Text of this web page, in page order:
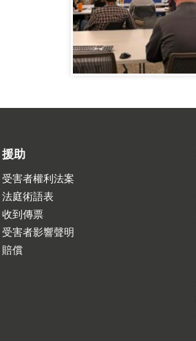
援助
受害者權利法案
法庭術語表
收到傳票
受害者影響聲明
賠償